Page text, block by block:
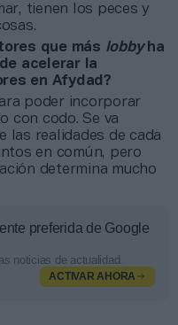
tienen los peces y
que más lobbyha
acelerar la
en Afydad?
poder incorporar
con codo. Se va
las realidades de cada
en común, pero
determina mucho
preferida de Google
noticias de actualidad.
ACTIVAR AHORA